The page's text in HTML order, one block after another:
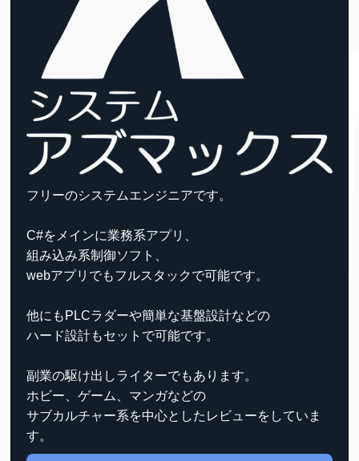
フリーのシステムエンジニアです。
C#をメインに業務系アプリ、
組み込み系制御ソフト、
webアプリでもフルスタックで可能です。
他にもPLCラダーや簡単な基盤設計などの
ハード設計もセットで可能です。
副業の駆け出しライターでもあります。
ホビー、ゲーム、マンガなどの
サブカルチャー系を中心としたレビューをしていま
す。